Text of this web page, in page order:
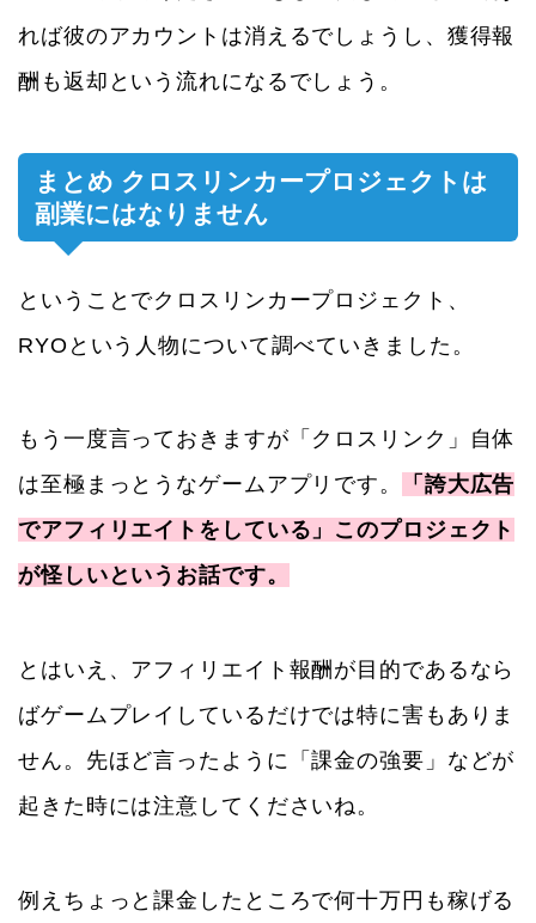
れば彼のアカウントは消えるでしょうし、獲得報
酬も返却という流れになるでしょう。
まとめ クロスリンカープロジェクトは
副業にはなりません
ということでクロスリンカープロジェクト、
RYOという人物について調べていきました。
もう一度言っておきますが「クロスリンク」自体
は至極まっとうなゲームアプリです。
「誇大広告
でアフィリエイトをしている」このプロジェクト
が怪しいというお話です。
とはいえ、アフィリエイト報酬が目的であるなら
ばゲームプレイしているだけでは特に害もありま
せん。先ほど言ったように「課金の強要」などが
起きた時には注意してくださいね。
例えちょっと課金したところで何十万円も稼げる